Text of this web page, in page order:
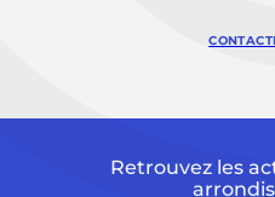
Retrouvez les